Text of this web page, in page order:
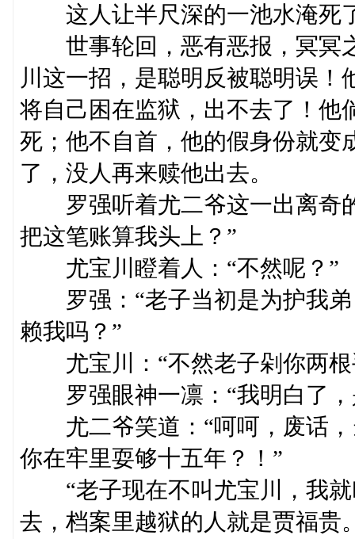
这人让半尺深的一池水淹死
世事轮回，恶有恶报，冥冥
川这一招，是聪明反被聪明误
将自己困在监狱，出不去了！他
死；他不自首，他的假身份就变
了，没人再来赎他出去。
罗强听着尤二爷这一出离奇
把这笔账算我头上？”
尤宝川瞪着人：“不然呢？”
罗强：“老子当初是为护我弟
赖我吗？”
尤宝川：“不然老子剁你两根
罗强眼神一凛：“我明白了，
尤二爷笑道：“呵呵，废话，
你在牢里耍够十五年？！”
“老子现在不叫尤宝川，我就
去，档案里越狱的人就是贾福贵